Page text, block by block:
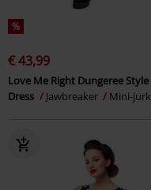
%
€ 43,99
Love Me Right Dungeree Style
Dress
Jawbreaker Mini-jurk